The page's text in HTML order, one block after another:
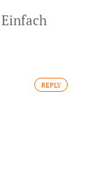
REPLY